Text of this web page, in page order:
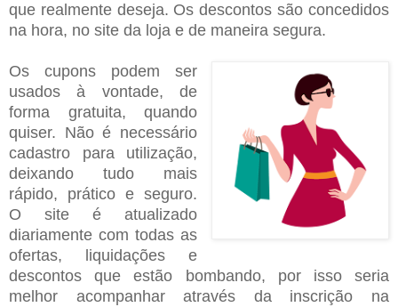
que realmente deseja. Os descontos são concedidos
na hora, no site da loja e de maneira segura.
Os cupons podem ser
usados à vontade, de
forma gratuita, quando
quiser. Não é necessário
cadastro para utilização,
deixando tudo mais
rápido, prático e seguro.
O site é atualizado
diariamente com todas as
ofertas, liquidações e
descontos que estão bombando, por isso seria
melhor acompanhar através da inscrição na